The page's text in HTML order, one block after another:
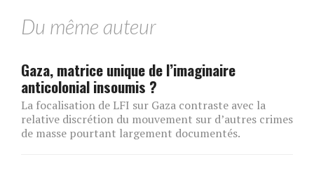
Du même auteur
Gaza, matrice unique de l’imaginaire
anticolonial insoumis ?
La focalisation de LFI sur Gaza contraste avec la
relative discrétion du mouvement sur d’autres crimes
de masse pourtant largement documentés.